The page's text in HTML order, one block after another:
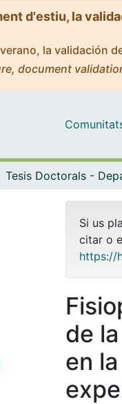
d'estiu, la
la validación
document
Si us
citar o
https://
de
en